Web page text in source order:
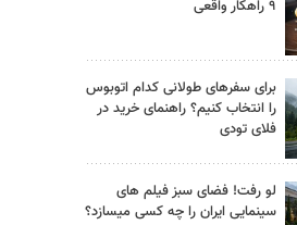
۹ راهکار واقعی
برای سفرهای طولانی کدام اتوبوس
را انتخاب کنیم؟ راهنمای خرید در
فلای تودی
لو رفت! فضای سبز فیلم های
سینمایی ایران را چه کسی میسازد؟